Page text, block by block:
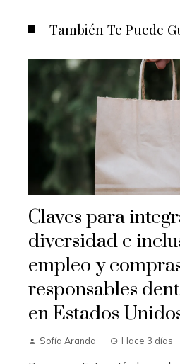
También Te Puede
Claves para
diversidad e
empleo y
responsables
en Estados
Sofía Aranda Hace 3 días